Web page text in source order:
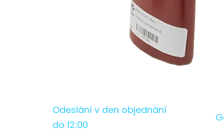
Odeslání v den objednání
do 12:00